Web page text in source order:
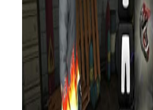
【极限摩托3正版用法】
1. 下载并安装游戏，创建个人账号并登录。
2. 选择喜欢的摩托车，进入赛道进行比赛。